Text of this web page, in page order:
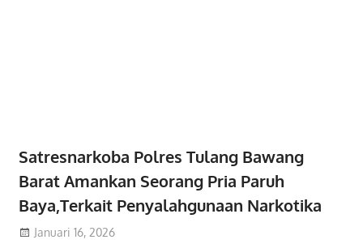
Satresnarkoba Polres Tulang Bawang
Barat Amankan Seorang Pria Paruh
Baya,Terkait Penyalahgunaan Narkotika
Januari 16, 2026